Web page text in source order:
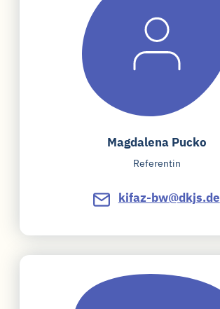
Magdalena Pucko
Referentin
kifaz-bw@dkjs.de